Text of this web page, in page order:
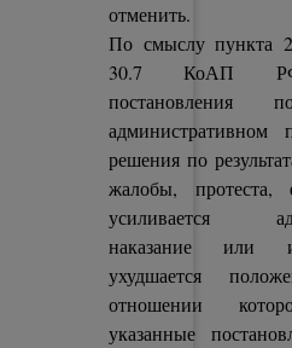
отменить.
По смыслу пункта
30.7 КоАП РФ
административном
решения по
жалобы,
усиливается
наказание или
ухудшается
отношении
указанные